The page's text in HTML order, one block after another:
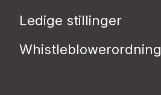
Ledige stillinger
Whistleblowerordning